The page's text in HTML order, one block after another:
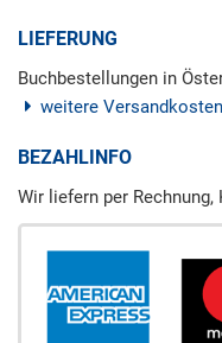
LIEFERUNG
Buchbestellungen in
weitere Versandkosten
BEZAHLINFO
Wir liefern per